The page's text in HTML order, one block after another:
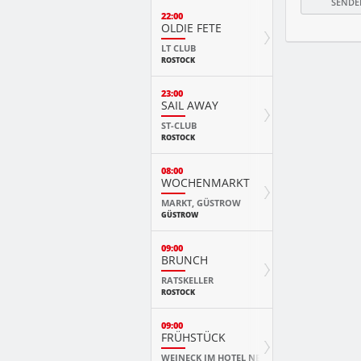
22:00
OLDIE FETE
LT CLUB
ROSTOCK
23:00
SAIL AWAY
ST-CLUB
ROSTOCK
08:00
WOCHENMARKT
MARKT, GÜSTROW
GÜSTROW
09:00
BRUNCH
RATSKELLER
ROSTOCK
09:00
FRÜHSTÜCK
WEINECK IM HOTEL NEPTUN